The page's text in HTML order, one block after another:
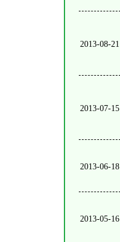
2013-08-21
2013-07-15
2013-06-18
2013-05-16